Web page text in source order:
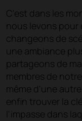
C'est dans les
nous levons
changeons de
une ambiance
partageons de
membres de
même d'une
enfin trouver la
l'impasse dans